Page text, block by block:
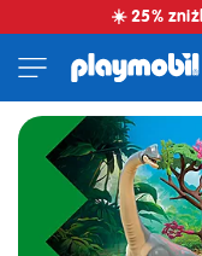
☀️ 25%